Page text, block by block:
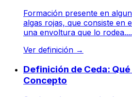
Formación presente en
algas rojas, que consiste en
una envoltura que lo rodea....
Ver definición →
Definición de Ceda:
Concepto